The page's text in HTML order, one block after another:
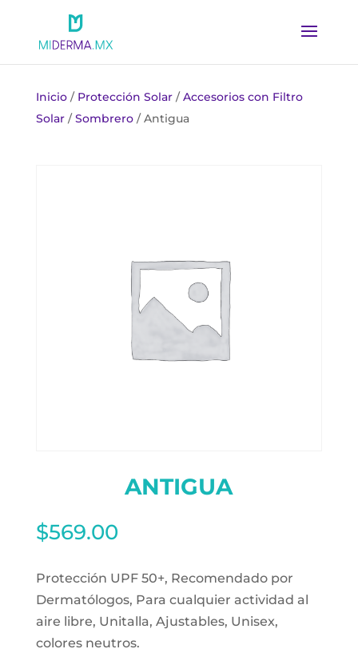
Inicio/ Protección Solar/Accesorios con Filtro
Solar/Sombrero/ Antigua
ANTIGUA
$569.00
Protección UPF 50+, Recomendado por
Dermatólogos, Para cualquier actividad al
aire libre, Unitalla, Ajustables, Unisex,
colores neutros.